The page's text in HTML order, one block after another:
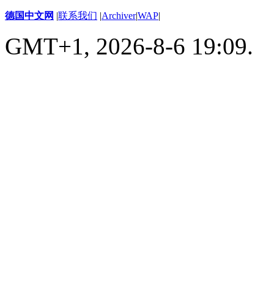
德国中文网 |联系我们 |Archiver|WAP|
GMT+1, 2026-8-6 19:09.